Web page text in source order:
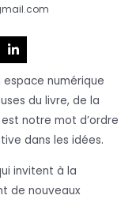
espace numérique
du livre, de la
notre mot d’ordre
dans les idées.
invitent à la
de nouveaux